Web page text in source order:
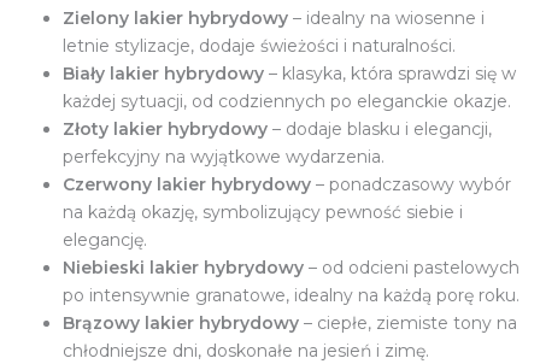
Zielony lakier hybrydowy – idealny na wiosenne i
letnie stylizacje, dodaje świeżości i naturalności.
Biały lakier hybrydowy – klasyka, która sprawdzi się w
każdej sytuacji, od codziennych po eleganckie okazje.
Złoty lakier hybrydowy – dodaje blasku i elegancji,
perfekcyjny na wyjątkowe wydarzenia.
Czerwony lakier hybrydowy – ponadczasowy wybór
na każdą okazję, symbolizujący pewność siebie i
elegancję.
Niebieski lakier hybrydowy – od odcieni pastelowych
po intensywnie granatowe, idealny na każdą porę roku.
Brązowy lakier hybrydowy – ciepłe, ziemiste tony na
chłodniejsze dni, doskonałe na jesień i zimę.